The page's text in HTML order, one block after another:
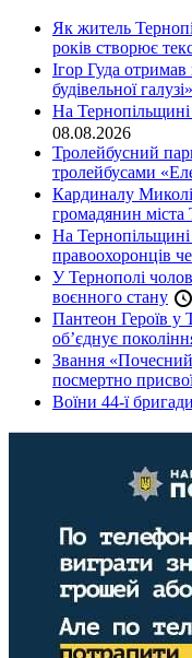
Як житель
років створює
Ігор Гуда отримав
будівельної галузі»
На Тернопільщині
08.08.2026
Тролейбусний
тролейбусами
Кардиналу
громадянин міста
На
правоохоронців
У Тернополі
воєнного стану
Пантеон Героїв у
об’єднує
Звання
посмертно
Воїни 44-ї